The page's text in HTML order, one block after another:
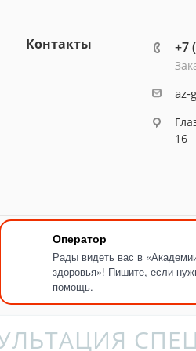
Оператор
Рады видеть вас в
здоровья»! Пишите, если
помощь.
Контакты +7
az-
16
Карта сайта